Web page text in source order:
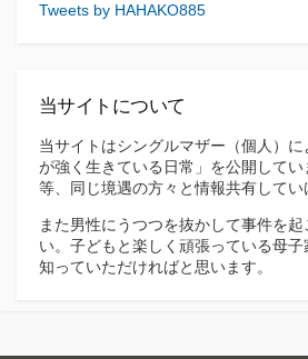
Tweets by HAHAKO885
当サイトについて
当サイトはシングルマザー（個人）
が強く生きている日常」を公開してい
等、同じ境遇の方々と情報共有してい
また男性にうつつを抜かして事件を
い。子どもと楽しく頑張っている母
知っていただければと思います。